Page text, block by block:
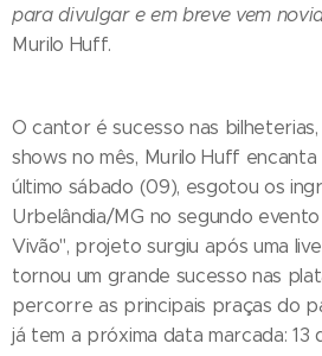
para divulgar e em breve vem
Murilo Huff.
O cantor é sucesso nas
shows no mês, Murilo Huff
último sábado (09), esgotou os
Urbelândia/MG no segundo
Vivão", projeto surgiu após uma
tornou um grande sucesso nas
percorre as principais praças do
já tem a próxima data marcada: 13